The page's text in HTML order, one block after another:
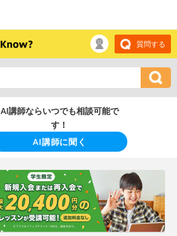
質問する
AI講師ならいつでも相談可能で
す！
AI講師に聞く